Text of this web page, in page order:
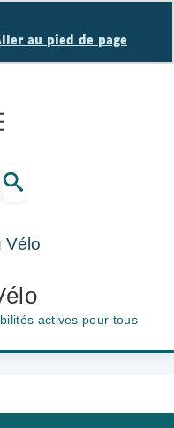
au pied de page
actives pour tous